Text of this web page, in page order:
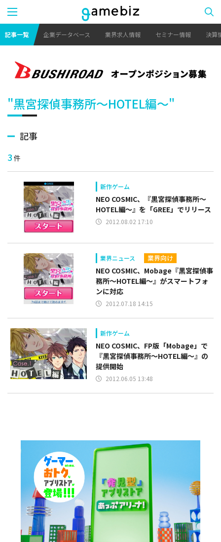
記事一覧 企業データベース 業界求人情報 セミナー情報 決算
"黒宮探偵事務所〜HOTEL編〜"
記事
3 件
新作ゲーム
NEO COSMIC、『黒宮探偵事務所～
HOTEL編～』を「GREE」でリリース
2012.08.02 17:10
業界ニュース 業界向け
NEO COSMIC、Mobage『黒宮探偵事
務所～HOTEL編～』がスマートフォ
ンに対応
2012.07.18 14:15
新作ゲーム
NEO COSMIC、FP版「Mobage」で
『黒宮探偵事務所～HOTEL編～』の
提供開始
2012.06.05 13:48